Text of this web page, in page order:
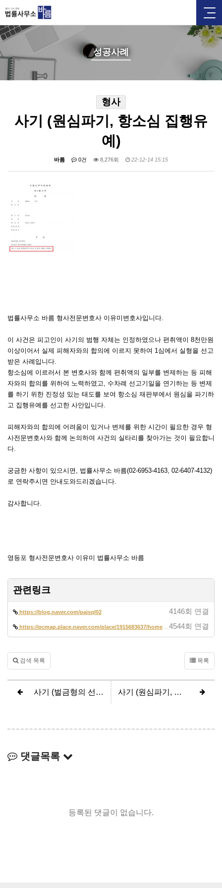
성공사례
형사
사기 (원심파기, 항소심 집행유
예)
바름 0건 8,276회 22-12-14 15:15
법률사무소 바름 형사전문변호사 이유미변호사입니다.
이 사건은 피고인이 사기의 범행 자체는 인정하였으나 편취액이 8천만원
이상이어서 실제 피해자와의 합의에 이르지 못하여 1심에서 실형을 선고
받은 사례입니다.
항소심에 이르러서 본 변호사와 함께 편취액의 일부를 변제하는 등 피해
자와의 합의를 위하여 노력하였고, 수차례 선고기일을 연기하는 등 변제
를 하기 위한 진정성 있는 태도를 보여 항소심 재판부에서 원심을 파기하
고 집행유예를 선고한 사안입니다.
피해자와의 합의에 어려움이 있거나 변제를 위한 시간이 필요한 경우 형
사전문변호사와 함께 논의하여 사건의 실타리를 찾아가는 것이 필요합니
다.
궁금한 사항이 있으시면, 법률사무소 바름(02-6953-4163, 02-6407-4132)
로 연락주시면 안내도와드리겠습니다.
감사합니다.
영등포 형사전문변호사 이유미 법률사무소 바름
관련링크
https://blog.naver.com/pajsql02 4146회 연결
https://pcmap.place.naver.com/place/1915683637/home?entry=pll&from=map… 4544회 연결
검색 목록 목록
사기 (벌금형의 선고유예) 사기 (원심파기, 항소심 무죄)
댓글목록
등록된 댓글이 없습니다.